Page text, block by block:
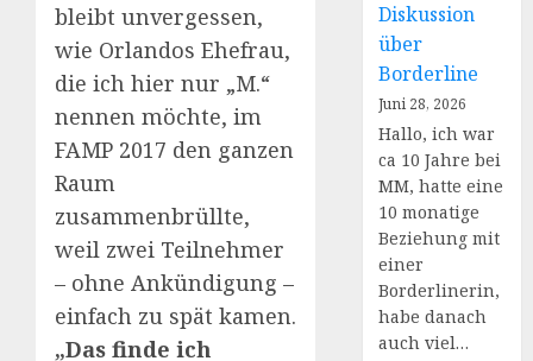
bleibt unvergessen,
wie Orlandos Ehefrau,
die ich hier nur „M.“
nennen möchte, im
FAMP 2017 den ganzen
Raum
zusammenbrüllte,
weil zwei Teilnehmer
– ohne Ankündigung –
einfach zu spät kamen.
„Das finde ich
Diskussion
über
Borderline
Juni 28, 2026
Hallo, ich war
ca 10 Jahre bei
MM, hatte eine
10 monatige
Beziehung mit
einer
Borderlinerin,
habe danach
auch viel…